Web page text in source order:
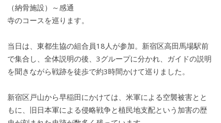
（納骨施設）～感通
寺のコースを巡ります。
当日は、東都生協の組合員18人が参加。新宿区高田馬場駅前
で集合し、全体説明の後、3グループに分かれ、ガイドの説明
を聞きながら戦跡を徒歩で約3時間かけて巡りました。
新宿区戸山から早稲田にかけては、米軍による空襲被害とと
もに、旧日本軍による侵略戦争と植民地支配という加害の歴